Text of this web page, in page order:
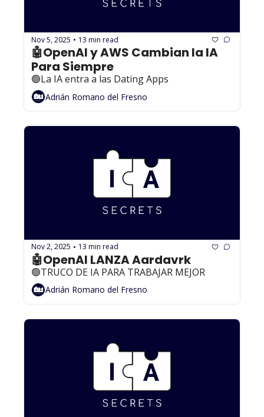
Nov 5, 2025 • 13 min read
🤖OpenAI y AWS Cambian la IA
Para Siempre
🟢La IA entra a las Dating Apps
Adrián Romano del Fresno
Nov 2, 2025 • 13 min read
🤖OpenAI LANZA Aardavrk
🟢TRUCO DE IA PARA TRABAJAR MEJOR
Adrián Romano del Fresno